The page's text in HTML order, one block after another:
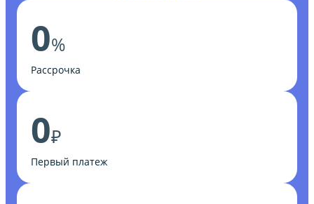
0%
Рассрочка
0₽
Первый платеж